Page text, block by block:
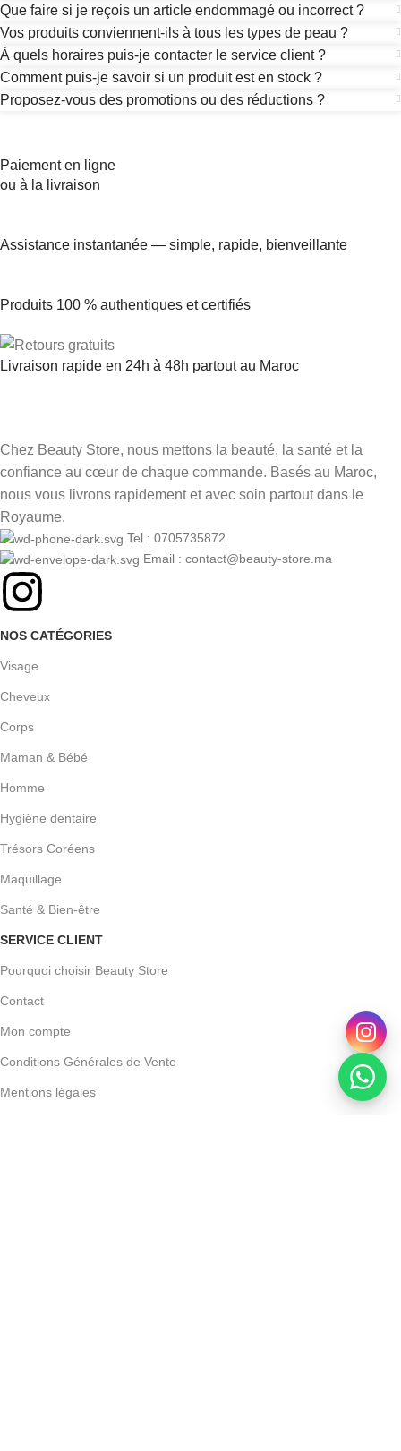
Que faire si je reçois un article endommagé ou incorrect ?
Vos produits conviennent-ils à tous les types de peau ?
À quels horaires puis-je contacter le service client ?
Comment puis-je savoir si un produit est en stock ?
Proposez-vous des promotions ou des réductions ?
Paiement en ligne
ou à la livraison
Assistance instantanée — simple, rapide, bienveillante
Produits 100 % authentiques et certifiés
Livraison rapide en 24h à 48h partout au Maroc
Chez Beauty Store, nous mettons la beauté, la santé et la
confiance au cœur de chaque commande. Basés au Maroc,
nous vous livrons rapidement et avec soin partout dans le
Royaume.
Tel : 0705735872
Email : contact@beauty-store.ma
NOS CATÉGORIES
Visage
Cheveux
Corps
Maman & Bébé
Homme
Hygiène dentaire
Trésors Coréens
Maquillage
Santé & Bien-être
SERVICE CLIENT
Pourquoi choisir Beauty Store
Contact
Mon compte
Conditions Générales de Vente
Mentions légales